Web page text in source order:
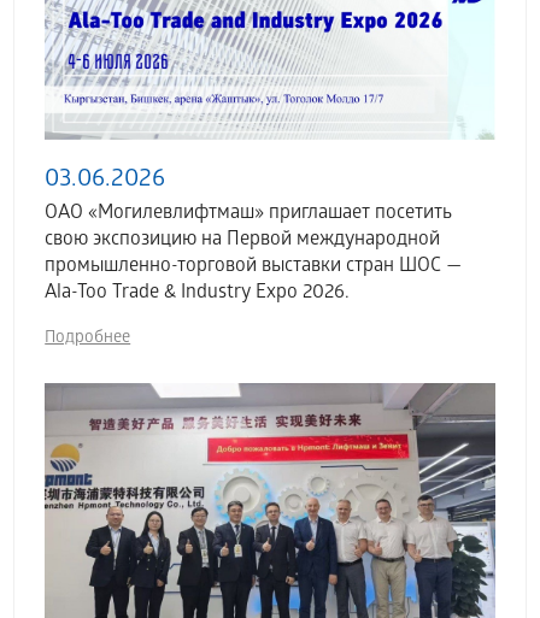
03.06.2026
ОАО «Могилевлифтмаш» приглашает посетить
свою экспозицию на Первой международной
промышленно-торговой выставки стран ШОС —
Ala-Too Trade & Industry Expo 2026.
Подробнее